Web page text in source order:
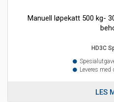
Manuell løpekatt 500 kg-
HD3C
Leveres med
LES